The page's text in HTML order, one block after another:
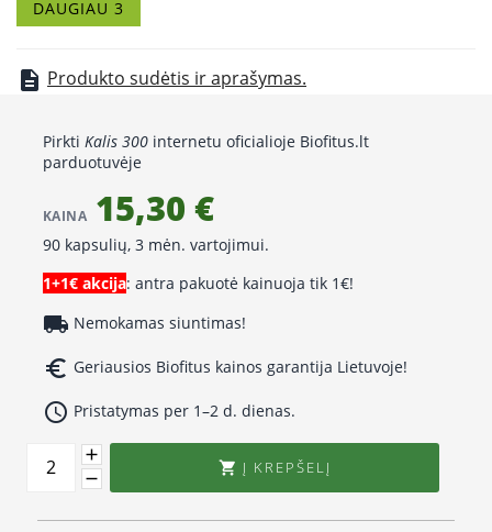
DAUGIAU 3
description Produkto sudėtis ir aprašymas.
Pirkti Kalis 300 internetu oficialioje Biofitus.lt
parduotuvėje
KAINA 15,30 €
90 kapsulių, 3 mėn. vartojimui.
1+1€ akcija: antra pakuotė kainuoja tik 1€!
local_shipping Nemokamas siuntimas!
euro_symbol Geriausios Biofitus kainos garantija Lietuvoje!
access_time Pristatymas per 1–2 d. dienas.
 Į KREPŠELĮ